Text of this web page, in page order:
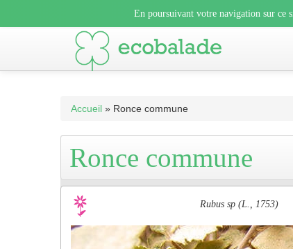
En poursuivant votre navigation sur
En poursuivant votre navigation sur ce
En poursuivant votre navigation sur ce site, vous
Accueil » Ronce commune
Ronce commune
Rubus sp (L., 1753)